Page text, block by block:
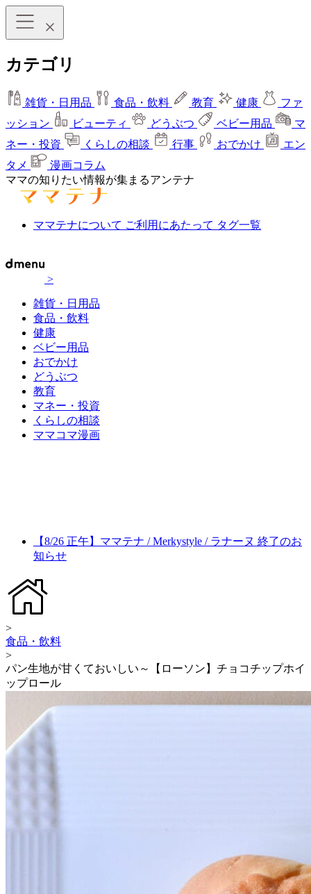
カテゴリ
雑貨・日用品 食品・飲料 教育 健康
ファ
ッション
ビューティ どうぶつ ベビー用品
マ
ネー・投資
くらしの相談 行事 おでかけ
エン
タメ
漫画コラム
ママの知りたい情報が集まるアンテナ
ママテナについて ご利用にあたって タグ一覧
>
雑貨・日用品
食品・飲料
健康
ベビー用品
おでかけ
どうぶつ
教育
マネー・投資
くらしの相談
ママコマ漫画
【8/26 正午】ママテナ / Merkystyle / ラナーヌ 終了のお
知らせ
>
食品・飲料
>
パン生地が甘くておいしい～【ローソン】チョコチップホイ
ップロール